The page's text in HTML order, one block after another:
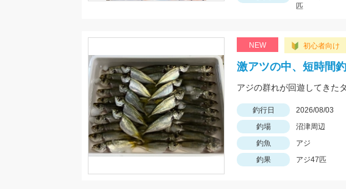
匹
NEW 初心者向け
激アツの中、短時間
釣行日 2026/08/03
釣場
沼津周辺
釣魚
アジ
釣果
アジ47匹